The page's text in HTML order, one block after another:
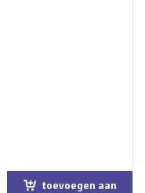
toevoegen aan